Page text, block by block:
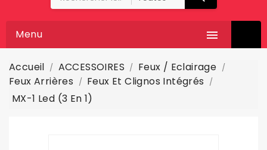

Menu
Accueil ACCESSOIRES
Feux / Eclairage
Feux Arrières
Feux Et Clignos Intégrés
MX-1 Led (3 En 1)